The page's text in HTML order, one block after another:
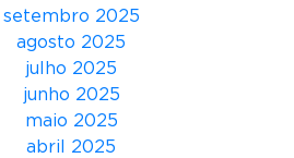
setembro 2025
agosto 2025
julho 2025
junho 2025
maio 2025
abril 2025